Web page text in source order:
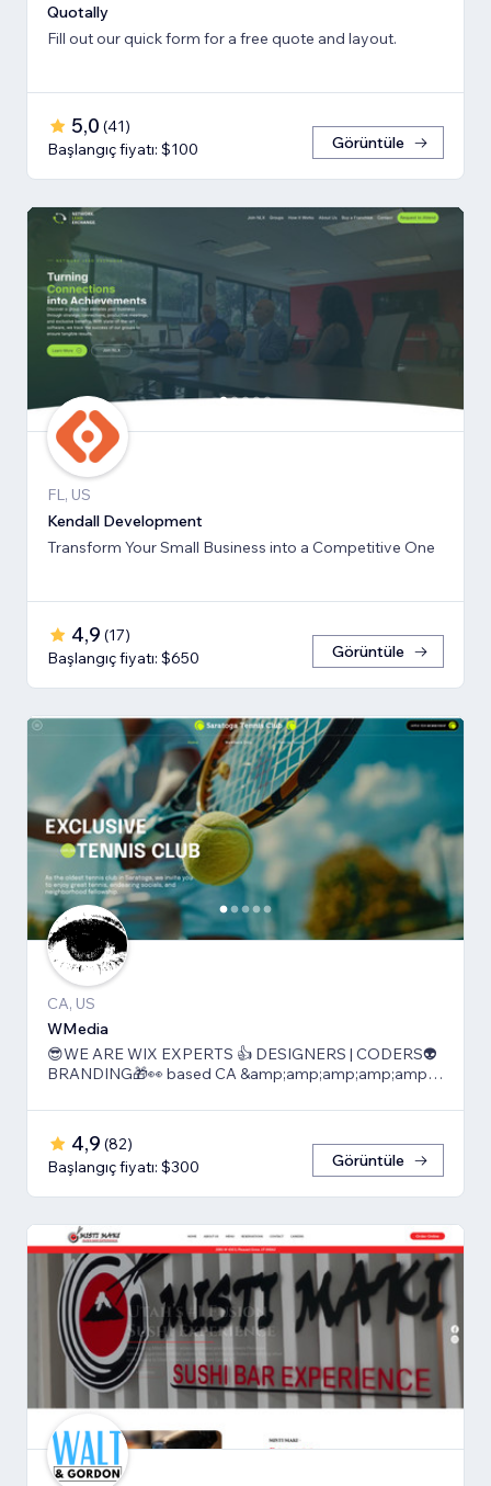
Quotally
Fill out our quick form for a free quote and layout.
5,0 (41)
Başlangıç fiyatı: $100
Görüntüle
FL, US
Kendall Development
Transform Your Small Business into a Competitive One
4,9 (17)
Başlangıç fiyatı: $650
Görüntüle
CA, US
WMedia
😎WE ARE WIX EXPERTS 👍 DESIGNERS | CODERS👽
BRANDING🎁👀 based CA &amp;amp;amp;amp;amp;
4,9 (82)
Başlangıç fiyatı: $300
Görüntüle